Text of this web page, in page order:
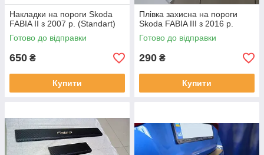
Накладки на пороги Skoda
FABIA II з 2007 р. (Standart)
Готово до відправки
650 ₴
Купити
Плівка захисна на пороги
Skoda FABIA III з 2016 р.
Готово до відправки
290 ₴
Купити